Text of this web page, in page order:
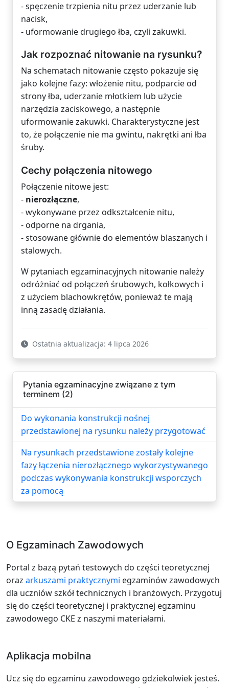
- spęczenie trzpienia nitu przez uderzanie lub
nacisk,
- uformowanie drugiego łba, czyli zakuwki.
Jak rozpoznać nitowanie na rysunku?
Na schematach nitowanie często pokazuje się
jako kolejne fazy: włożenie nitu, podparcie od
strony łba, uderzanie młotkiem lub użycie
narzędzia zaciskowego, a następnie
uformowanie zakuwki. Charakterystyczne jest
to, że połączenie nie ma gwintu, nakrętki ani łba
śruby.
Cechy połączenia nitowego
Połączenie nitowe jest:
- nierozłączne,
- wykonywane przez odkształcenie nitu,
- odporne na drgania,
- stosowane głównie do elementów blaszanych i
stalowych.
W pytaniach egzaminacyjnych nitowanie należy
odróżniać od połączeń śrubowych, kołkowych i
z użyciem blachowkrętów, ponieważ te mają
inną zasadę działania.
Ostatnia aktualizacja: 4 lipca 2026
Pytania egzaminacyjne związane z tym
terminem (2)
Do wykonania konstrukcji nośnej
przedstawionej na rysunku należy przygotować
Na rysunkach przedstawione zostały kolejne
fazy łączenia nierozłącznego wykorzystywanego
podczas wykonywania konstrukcji wsporczych
za pomocą
O Egzaminach Zawodowych
Portal z bazą pytań testowych do części teoretycznej
oraz arkuszami praktycznymi egzaminów zawodowych
dla uczniów szkół technicznych i branżowych. Przygotuj
się do części teoretycznej i praktycznej egzaminu
zawodowego CKE z naszymi materiałami.
Aplikacja mobilna
Ucz się do egzaminu zawodowego gdziekolwiek jesteś.